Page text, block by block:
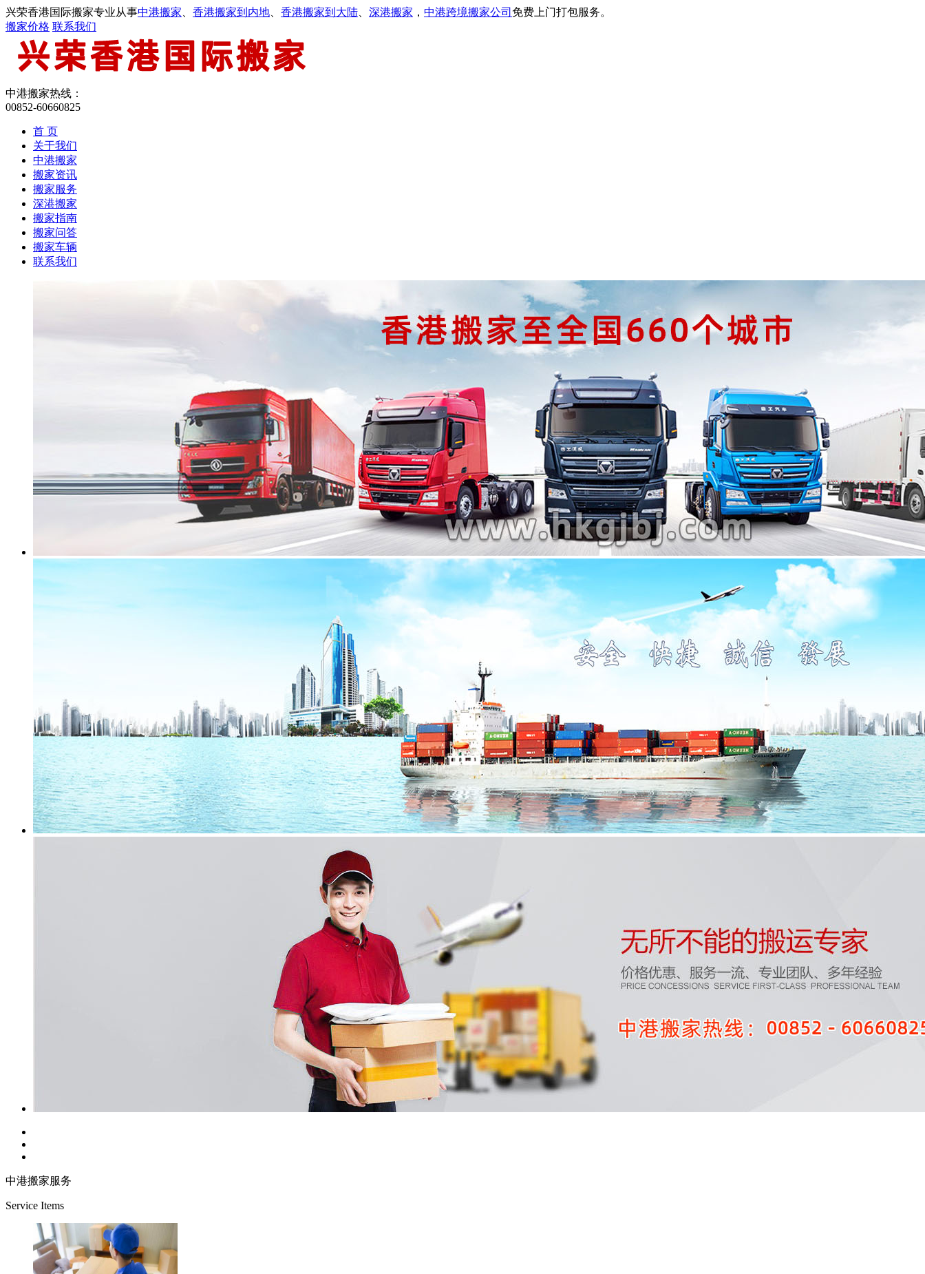
兴荣香港国际搬家专业从事中港搬家 香港搬家到内地 香港搬家到大陆 深港搬家 ， 中港跨境搬家公司 免费上门打包服务。
搬家价格 联系我们
中港搬家热线：
00852-60660825
首 页
关于我们
中港搬家
搬家资讯
搬家服务
深港搬家
搬家指南
搬家问答
搬家车辆
联系我们
中港搬家服务
Service Items